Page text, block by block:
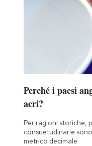
Perché i paesi
acri?
Per ragioni storiche,
consuetudinarie
metrico decimale